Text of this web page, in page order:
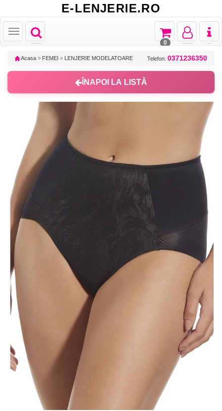
E-LENJERIE.RO
Toggle
navigation
Toggle
Toggle
navigation
Toggle
navigation
Toggle
navigation
0
Acasa » FEMEI » LENJERIE MODELATOARE Telefon: 0371236350
ÎNAPOI LA LISTĂ